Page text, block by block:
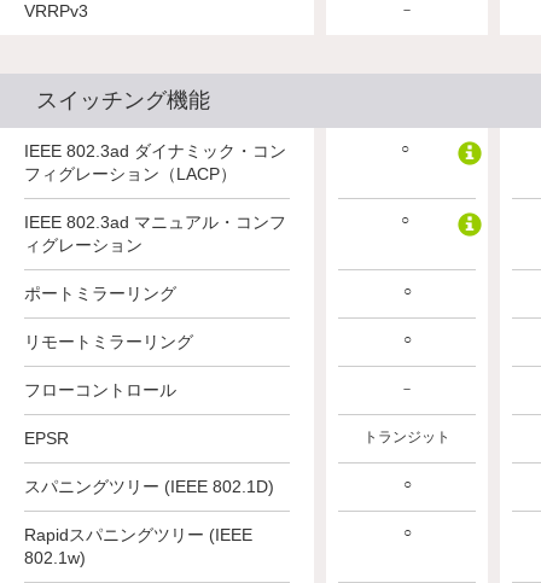
VRRPv3
－ －
スイッチング機能
IEEE 802.3ad ダイナミック・コン
フィグレーション（LACP）
IEEE 802.3ad マニュアル・コンフ
ィグレーション
ポートミラーリング
リモートミラーリング
フローコントロール
EPSR
スパニングツリー (IEEE 802.1D)
Rapidスパニングツリー (IEEE
802.1w)
○
○
○
○
－
トランジット
○
○
○
○
○
○
○
○
○
○
－
トランジット
○
○